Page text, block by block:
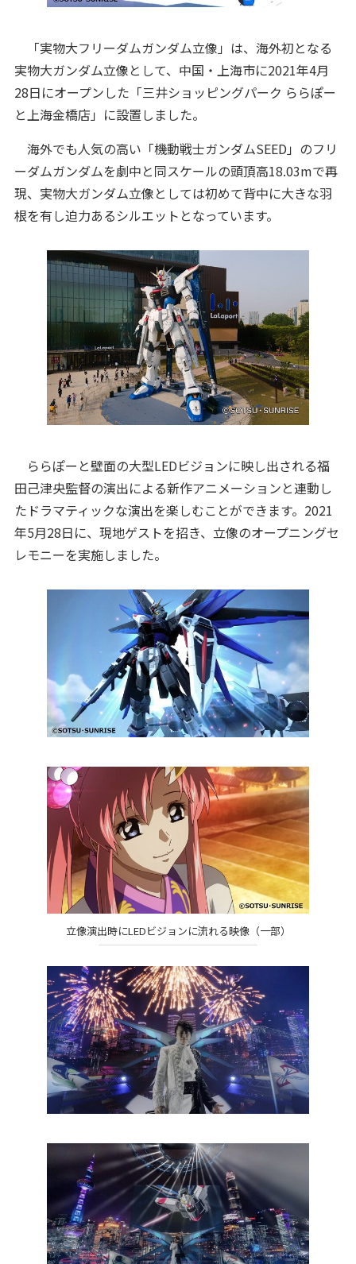
「実物大フリーダムガンダム立像」は、海外初となる
実物大ガンダム立像として、中国・上海市に2021年4月
28日にオープンした「三井ショッピングパーク ららぽー
と上海金橋店」に設置しました。
海外でも人気の高い「機動戦士ガンダムSEED」のフリ
ーダムガンダムを劇中と同スケールの頭頂高18.03mで再
現、実物大ガンダム立像としては初めて背中に大きな羽
根を有し迫力あるシルエットとなっています。
ららぽーと壁面の大型LEDビジョンに映し出される福
田己津央監督の演出による新作アニメーションと連動し
たドラマティックな演出を楽しむことができます。2021
年5月28日に、現地ゲストを招き、立像のオープニングセ
レモニーを実施しました。
立像演出時にLEDビジョンに流れる映像（一部）